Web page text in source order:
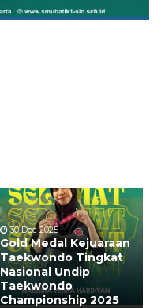
30 Dec 2025
Gold Medal Kejuaraan
Taekwondo Tingkat
Nasional Undip
Taekwondo
Championship 2025